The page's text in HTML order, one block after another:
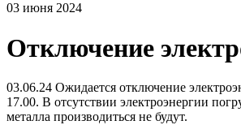
03 июня 2024
Отключение
03.06.24 Ожидается отключение
17.00. В отсутствии электроэнергии
металла производиться не будут.